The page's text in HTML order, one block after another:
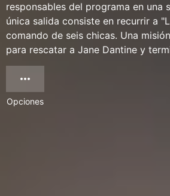
responsables del programa en una
única salida consiste en recurrir a
comando de seis chicas. Una
para rescatar a Jane Dantine y
Opciones